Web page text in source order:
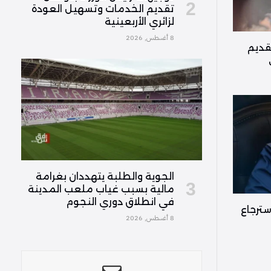
تقديم الخدمات وتسهيل العودة
لزائري الأربعينية
8 أغسطس, 2026
الجوية والطلبة يتهددان بغرامة
مالية بسبب غياب ملعب المدينة
في انطلاق دوري النجوم
8 أغسطس, 2026